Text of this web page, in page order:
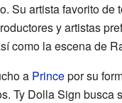
Su artista favorito de
y artistas
como la escena de
a Princepor su
Ty Dolla Sign busca